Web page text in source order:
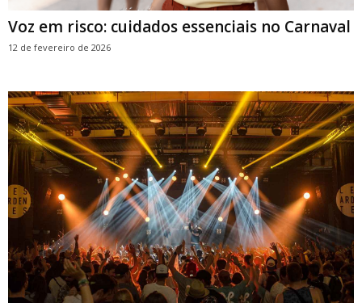
Voz em risco: cuidados essenciais no Carnaval
12 de fevereiro de 2026